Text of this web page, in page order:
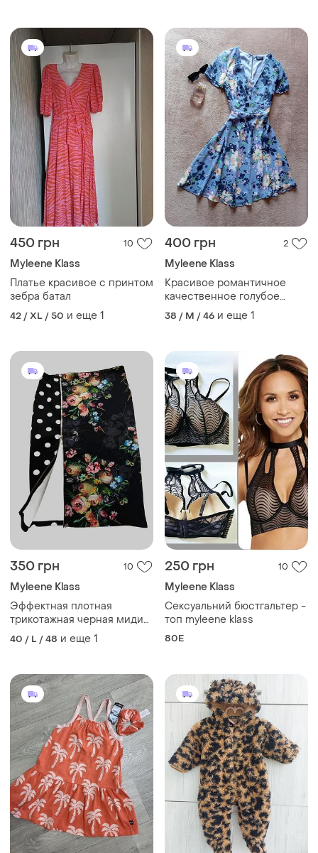
450 грн 10
Myleene Klass
Платье красивое с принтом
зебра батал
42 / XL / 50 и еще 1
400 грн 2
Myleene Klass
Красивое романтичное
качественное голубое
шифоновое платье миди
бюстье на подкладке
38 / M / 46 и еще 1
350 грн 10
Myleene Klass
Эффектная плотная
трикотажная черная миди
юбка карандаш с разрезом
на молнии
40 / L / 48 и еще 1
250 грн 10
Myleene Klass
Сексуальний бюстгальтер -
топ myleene klass
80E